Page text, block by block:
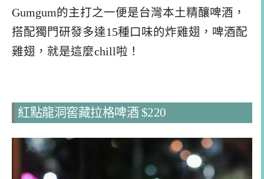
Gumgum的主打之一便是台灣本土精釀啤酒，
搭配獨門研發多達15種口味的炸雞翅，啤酒配
雞翅，就是這麼chill啦！
紅點龍洞窖藏拉格啤酒 $220